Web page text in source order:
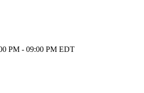
PM - 09:00 PM EDT